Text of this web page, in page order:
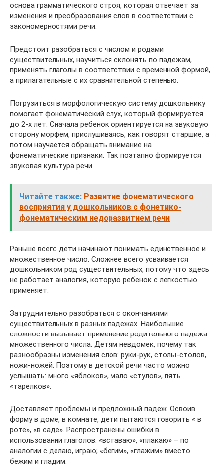
основа грамматического строя, которая отвечает за
изменения и преобразования слов в соответствии с
закономерностями речи.
Предстоит разобраться с числом и родами
существительных, научиться склонять по падежам,
применять глаголы в соответствии с временной формой,
а прилагательные с их сравнительной степенью.
Погрузиться в морфологическую систему дошкольнику
помогает фонематический слух, который формируется
до 2-х лет. Сначала ребенок ориентируется на звуковую
сторону морфем, прислушиваясь, как говорят старшие, а
потом научается обращать внимание на
фонематические признаки. Так поэтапно формируется
звуковая культура речи.
Читайте также: Развитие фонематического
восприятия у дошкольников с фонетико-
фонематическим недоразвитием речи
Раньше всего дети начинают понимать единственное и
множественное число. Сложнее всего усваивается
дошкольником род существительных, потому что здесь
не работает аналогия, которую ребенок с легкостью
применяет.
Затруднительно разобраться с окончаниями
существительных в разных падежах. Наибольшие
сложности вызывает применение родительного падежа
множественного числа. Детям невдомек, почему так
разнообразны изменения слов: руки-рук, столы-столов,
ножи-ножей. Поэтому в детской речи часто можно
услышать: много «яблоков», мало «стулов», пять
«тарелков».
Доставляет проблемы и предложный падеж. Освоив
форму в доме, в комнате, дети пытаются говорить « в
роте», «в саде». Распространены ошибки в
использовании глаголов: «вставаю», «плакаю» – по
аналогии с делаю, играю; «бегим», «глажим» вместо
бежим и гладим.